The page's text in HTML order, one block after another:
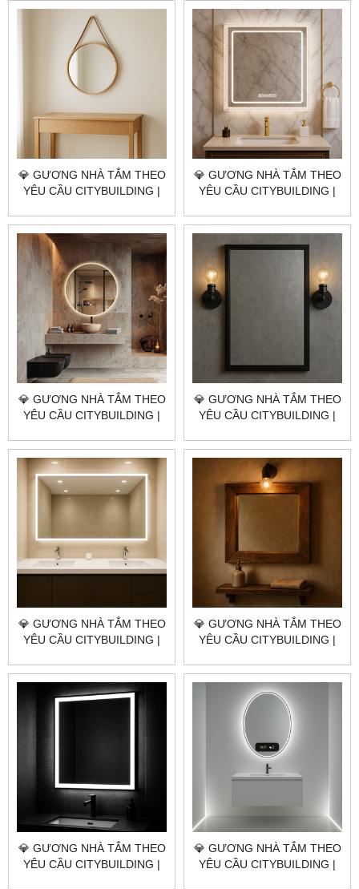
LONG HẢI TP.HCM
ĐẤT ĐỎ TP.HCM
💎 GƯƠNG NHÀ TẮM THEO
YÊU CẦU CITYBUILDING |
GIÁ GƯƠNG NHÀ TẮM XÃ
BÌNH CHÂU TP.HCM
💎 GƯƠNG NHÀ TẮM THEO
YÊU CẦU CITYBUILDING |
GIÁ GƯƠNG NHÀ TẮM XÃ
💎 GƯƠNG NHÀ TẮM THEO
YÊU CẦU CITYBUILDING |
GIÁ GƯƠNG NHÀ TẮM XÃ
BÀU LÂM TP.HCM
💎 GƯƠNG NHÀ TẮM THEO
YÊU CẦU CITYBUILDING |
GIÁ GƯƠNG NHÀ TẮM XÃ
HOÀ HỘI TP.HCM
💎 GƯƠNG NHÀ TẮM THEO
YÊU CẦU CITYBUILDING |
GIÁ GƯƠNG NHÀ TẮM XÃ
XUYÊN MỘC TP.HCM
💎 GƯƠNG NHÀ TẮM THEO
YÊU CẦU CITYBUILDING |
GIÁ GƯƠNG NHÀ TẮM XÃ
HỒ TRÀM TP.HCM
💎 GƯƠNG NHÀ TẮM THEO
YÊU CẦU CITYBUILDING |
💎 GƯƠNG NHÀ TẮM THEO
YÊU CẦU CITYBUILDING |